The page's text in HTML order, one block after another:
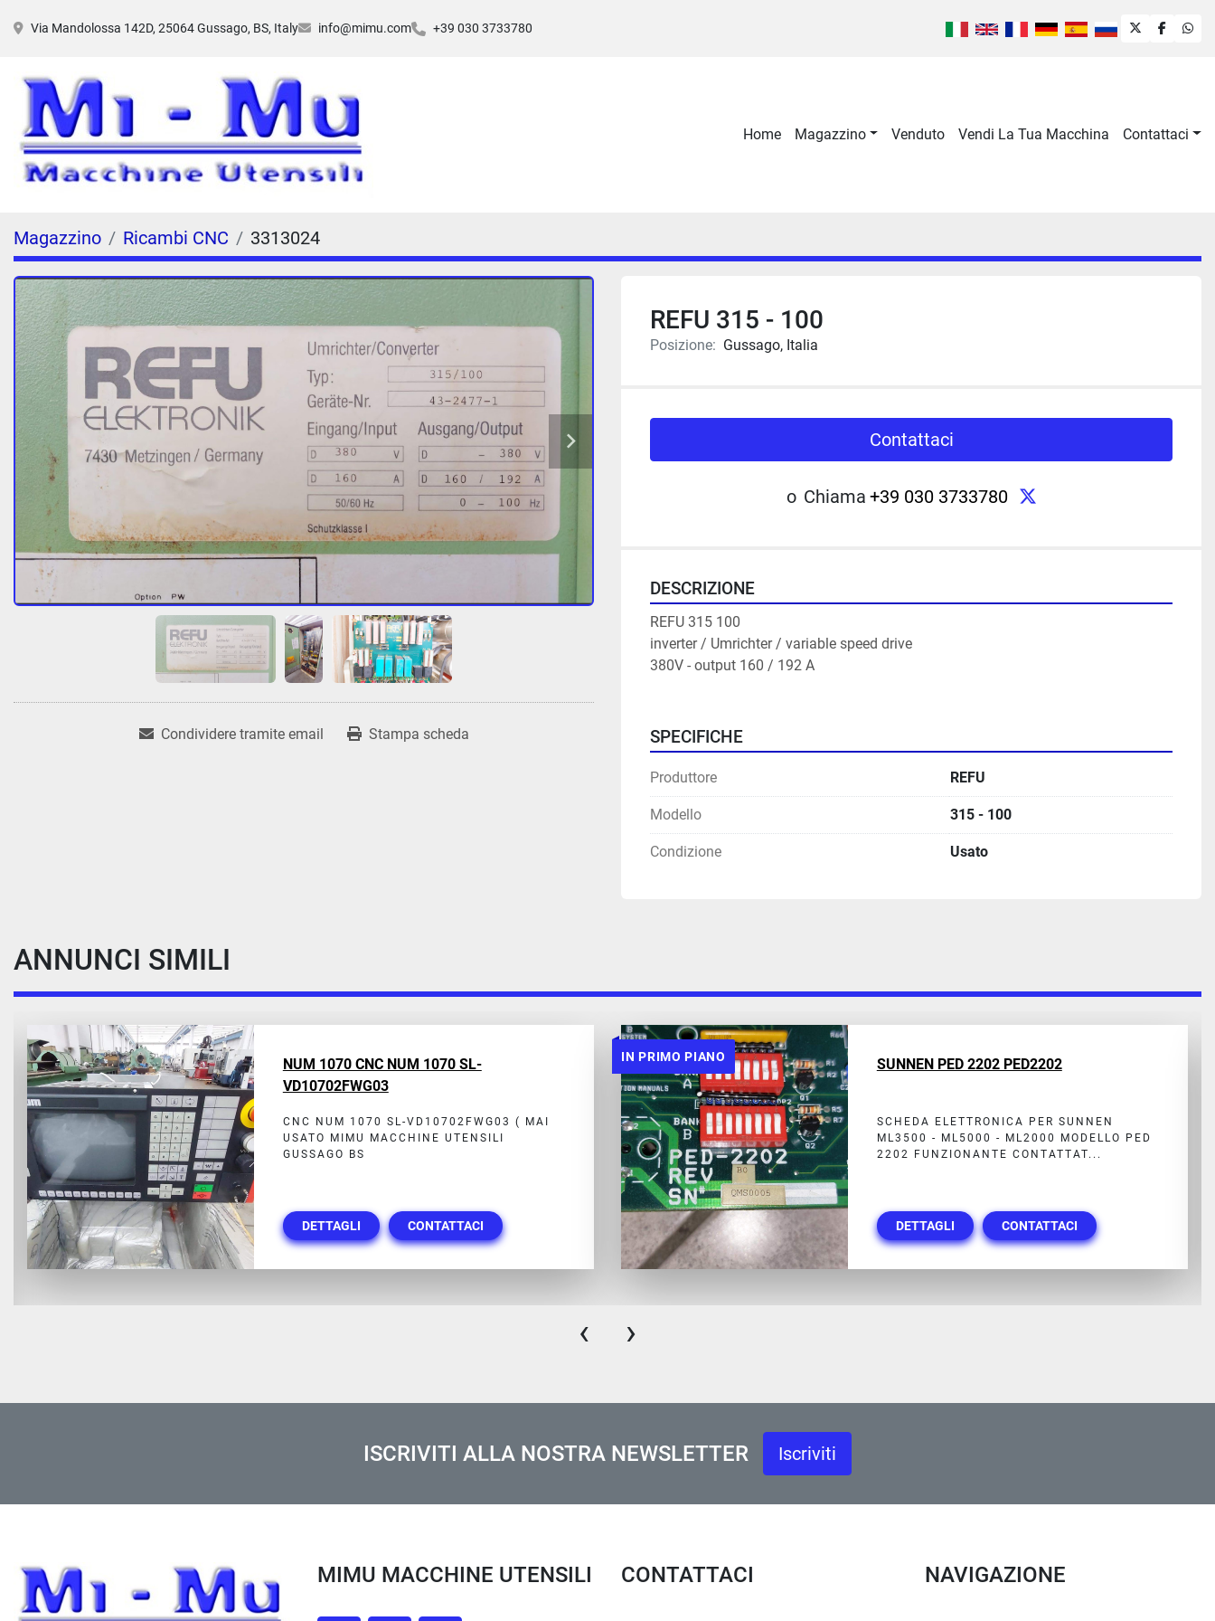
Via Mandolossa 142D, 25064 Gussago, BS, Italy info@mimu.com +39 030 3733780 twitter
Home Magazzino Venduto Vendi La Tua Macchina Contattaci
Magazzino Ricambi CNC 3313024
Condividere tramite email Stampa scheda
REFU 315 - 100
Posizione: Gussago, Italia
Contattaci
o Chiama +39 030 3733780
DESCRIZIONE
REFU 315 100
inverter / Umrichter / variable speed drive
380V - output 160 / 192 A
SPECIFICHE
Produttore REFU
Modello 315 - 100
Condizione Usato
ANNUNCI SIMILI
NUM 1070 CNC NUM 1070 SL-
VD10702FWG03
CNC NUM 1070 SL-VD10702FWG03 ( MAI
USATO MIMU MACCHINE UTENSILI
GUSSAGO BS
DETTAGLI CONTATTACI
IN PRIMO PIANO SUNNEN PED 2202 PED2202
SCHEDA ELETTRONICA PER SUNNEN
ML3500 - ML5000 - ML2000 MODELLO PED
2202 FUNZIONANTE CONTATTAT...
DETTAGLI CONTATTACI
‹ ›
ISCRIVITI ALLA NOSTRA NEWSLETTER Iscriviti
MIMU MACCHINE UTENSILI CONTATTACI NAVIGAZIONE